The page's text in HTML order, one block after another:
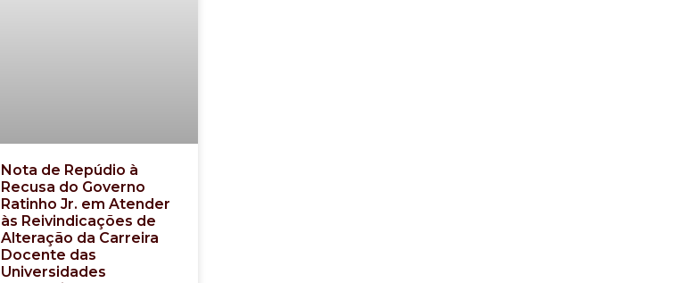
Nota de Repúdio à
Recusa do Governo
Ratinho Jr. em Atender
às Reivindicações de
Alteração da Carreira
Docente das
Universidades